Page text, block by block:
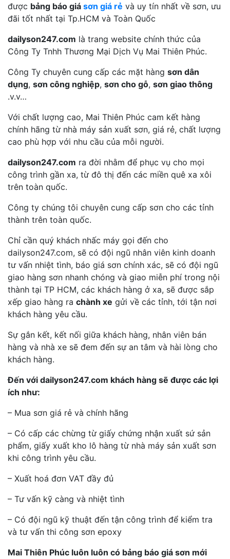
được bảng báo giá sơn giá rẻ và uy tín nhất về sơn, ưu
đãi tốt nhất tại Tp.HCM và Toàn Quốc
dailyson247.com là trang website chính thức của
Công Ty Tnhh Thương Mại Dịch Vụ Mai Thiên Phúc.
Công Ty chuyên cung cấp các mặt hàng sơn dân
dụng, sơn công nghiệp, sơn cho gỗ, sơn giao thông
.v.v…
Với chất lượng cao, Mai Thiên Phúc cam kết hàng
chính hãng từ nhà máy sản xuất sơn, giá rẻ, chất lượng
cao phù hợp với nhu cầu của mỗi người.
dailyson247.com ra đời nhằm để phục vụ cho mọi
công trình gần xa, từ đô thị đến các miền quê xa xôi
trên toàn quốc.
Công ty chúng tôi chuyên cung cấp sơn cho các tỉnh
thành trên toàn quốc.
Chỉ cần quý khách nhấc máy gọi đến cho
dailyson247.com, sẽ có đội ngũ nhân viên kinh doanh
tư vấn nhiệt tình, báo giá sơn chính xác, sẽ có đội ngũ
giao hàng sơn nhanh chóng và giao miễn phí trong nội
thành tại TP HCM, các khách hàng ở xa, sẽ được sắp
xếp giao hàng ra chành xe gửi về các tỉnh, tới tận nơi
khách hàng yêu cầu.
Sự gắn kết, kết nối giữa khách hàng, nhân viên bán
hàng và nhà xe sẽ đem đến sự an tâm và hài lòng cho
khách hàng.
Đến với dailyson247.com khách hàng sẽ được các lợi
ích như:
– Mua sơn giá rẻ và chính hãng
– Có cấp các chừng từ giấy chứng nhận xuất sứ sản
phẩm, giấy xuất kho lô hàng từ nhà máy sản xuất sơn
khi công trình yêu cầu.
– Xuất hoá đơn VAT đầy đủ
– Tư vấn kỹ càng và nhiệt tình
– Có đội ngũ kỹ thuật đến tận công trình để kiểm tra
và tư vấn thi công sơn epoxy
Mai Thiên Phúc luôn luôn có bảng báo giá sơn mới